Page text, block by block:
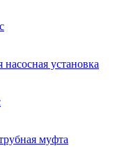
установка
муфта